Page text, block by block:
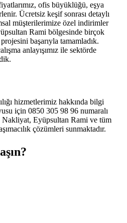
ofis büyüklüğü, eşya
Ücretsiz keşif sonrası detaylı
müşterilerimize özel indirimler
Rami bölgesinde birçok
başarıyla tamamladık.
anlayışımız ile sektörde
hizmetlerimiz hakkında bilgi
için 0850 305 98 96 numaralı
Nakliyat, Eyüpsultan Rami ve tüm
çözümleri sunmaktadır.